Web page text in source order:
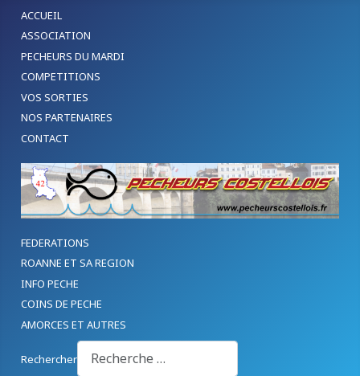
ACCUEIL
ASSOCIATION
PECHEURS DU MARDI
COMPETITIONS
VOS SORTIES
NOS PARTENAIRES
CONTACT
FEDERATIONS
ROANNE ET SA REGION
INFO PECHE
COINS DE PECHE
AMORCES ET AUTRES
Rechercher